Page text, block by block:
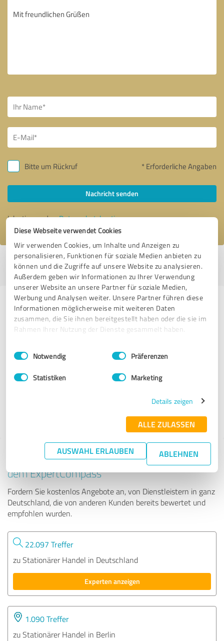
Diese Webseite verwendet Cookies
Wir verwenden Cookies, um Inhalte und Anzeigen zu
personalisieren, Funktionen für soziale Medien anbieten zu
können und die Zugriffe auf unsere Website zu analysieren.
Außerdem geben wir Informationen zu Ihrer Verwendung
unserer Website an unsere Partner für soziale Medien,
Werbung und Analysen weiter. Unsere Partner führen diese
Informationen möglicherweise mit weiteren Daten
zusammen, die Sie ihnen bereitgestellt haben oder die sie im
Rahmen Ihrer Nutzung der Dienste gesammelt haben.
Impressum Datenschutzbestimmungen
Einwilligungsauswahl
Notwendig Präferenzen
Statistiken Marketing
Details zeigen
ALLE ZULASSEN
AUSWAHL ERLAUBEN ABLEHNEN
Bitte um Rückruf * Erforderliche Angaben
Nachricht senden
Ich stimme denDatenschutzbestimmungenzu.
Profil aktiv seit 11.02.2016 | Letzte Aktualisierung: 10.07.2026
melden
Erfahrungen zu weiteren
Anbietern aus dem Bereich
Stationärer Handel
Betten Tenhaeff GmbH
Tipp: Die passenden Experten finden - mit
dem ExpertCompass
Fordern Sie kostenlos Angebote an, von Dienstleistern in ganz
Deutschland, die von anderen Kunden bereits bewertet und
empfohlen wurden.
22.097 Treffer
zu Stationärer Handel in Deutschland
Experten anzeigen
1.090 Treffer
zu Stationärer Handel in Berlin